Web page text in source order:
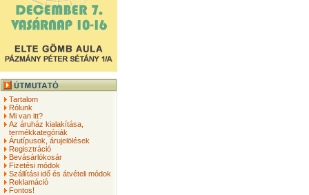
Tartalom
Rólunk
Mi van itt?
Az áruház kialakítása,
termékkategóriák
Árutípusok, árujelölések
Regisztráció
Bevásárlókosár
Fizetési módok
Szállítási idő és átvételi módok
Reklamáció
Fontos!